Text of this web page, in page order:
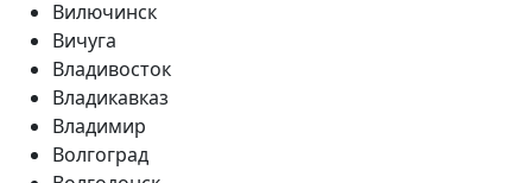
Вилючинск
Вичуга
Владивосток
Владикавказ
Владимир
Волгоград